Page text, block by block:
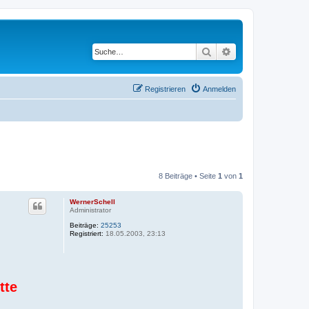
Suche
Anmelden
Registrieren
8 Beiträge • Seite 1 von 1
WernerSchell
Administrator
Beiträge: 25253
Registriert: 18.05.2003, 23:13